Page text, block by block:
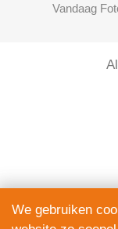
Vandaag
We gebruiken